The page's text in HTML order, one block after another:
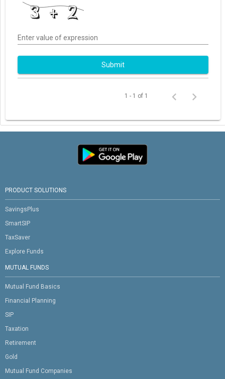
Enter value of expression
Submit
1 - 1 of 1
PRODUCT SOLUTIONS
SavingsPlus
SmartSIP
TaxSaver
Explore Funds
MUTUAL FUNDS
Mutual Fund Basics
Financial Planning
SIP
Taxation
Retirement
Gold
Mutual Fund Companies